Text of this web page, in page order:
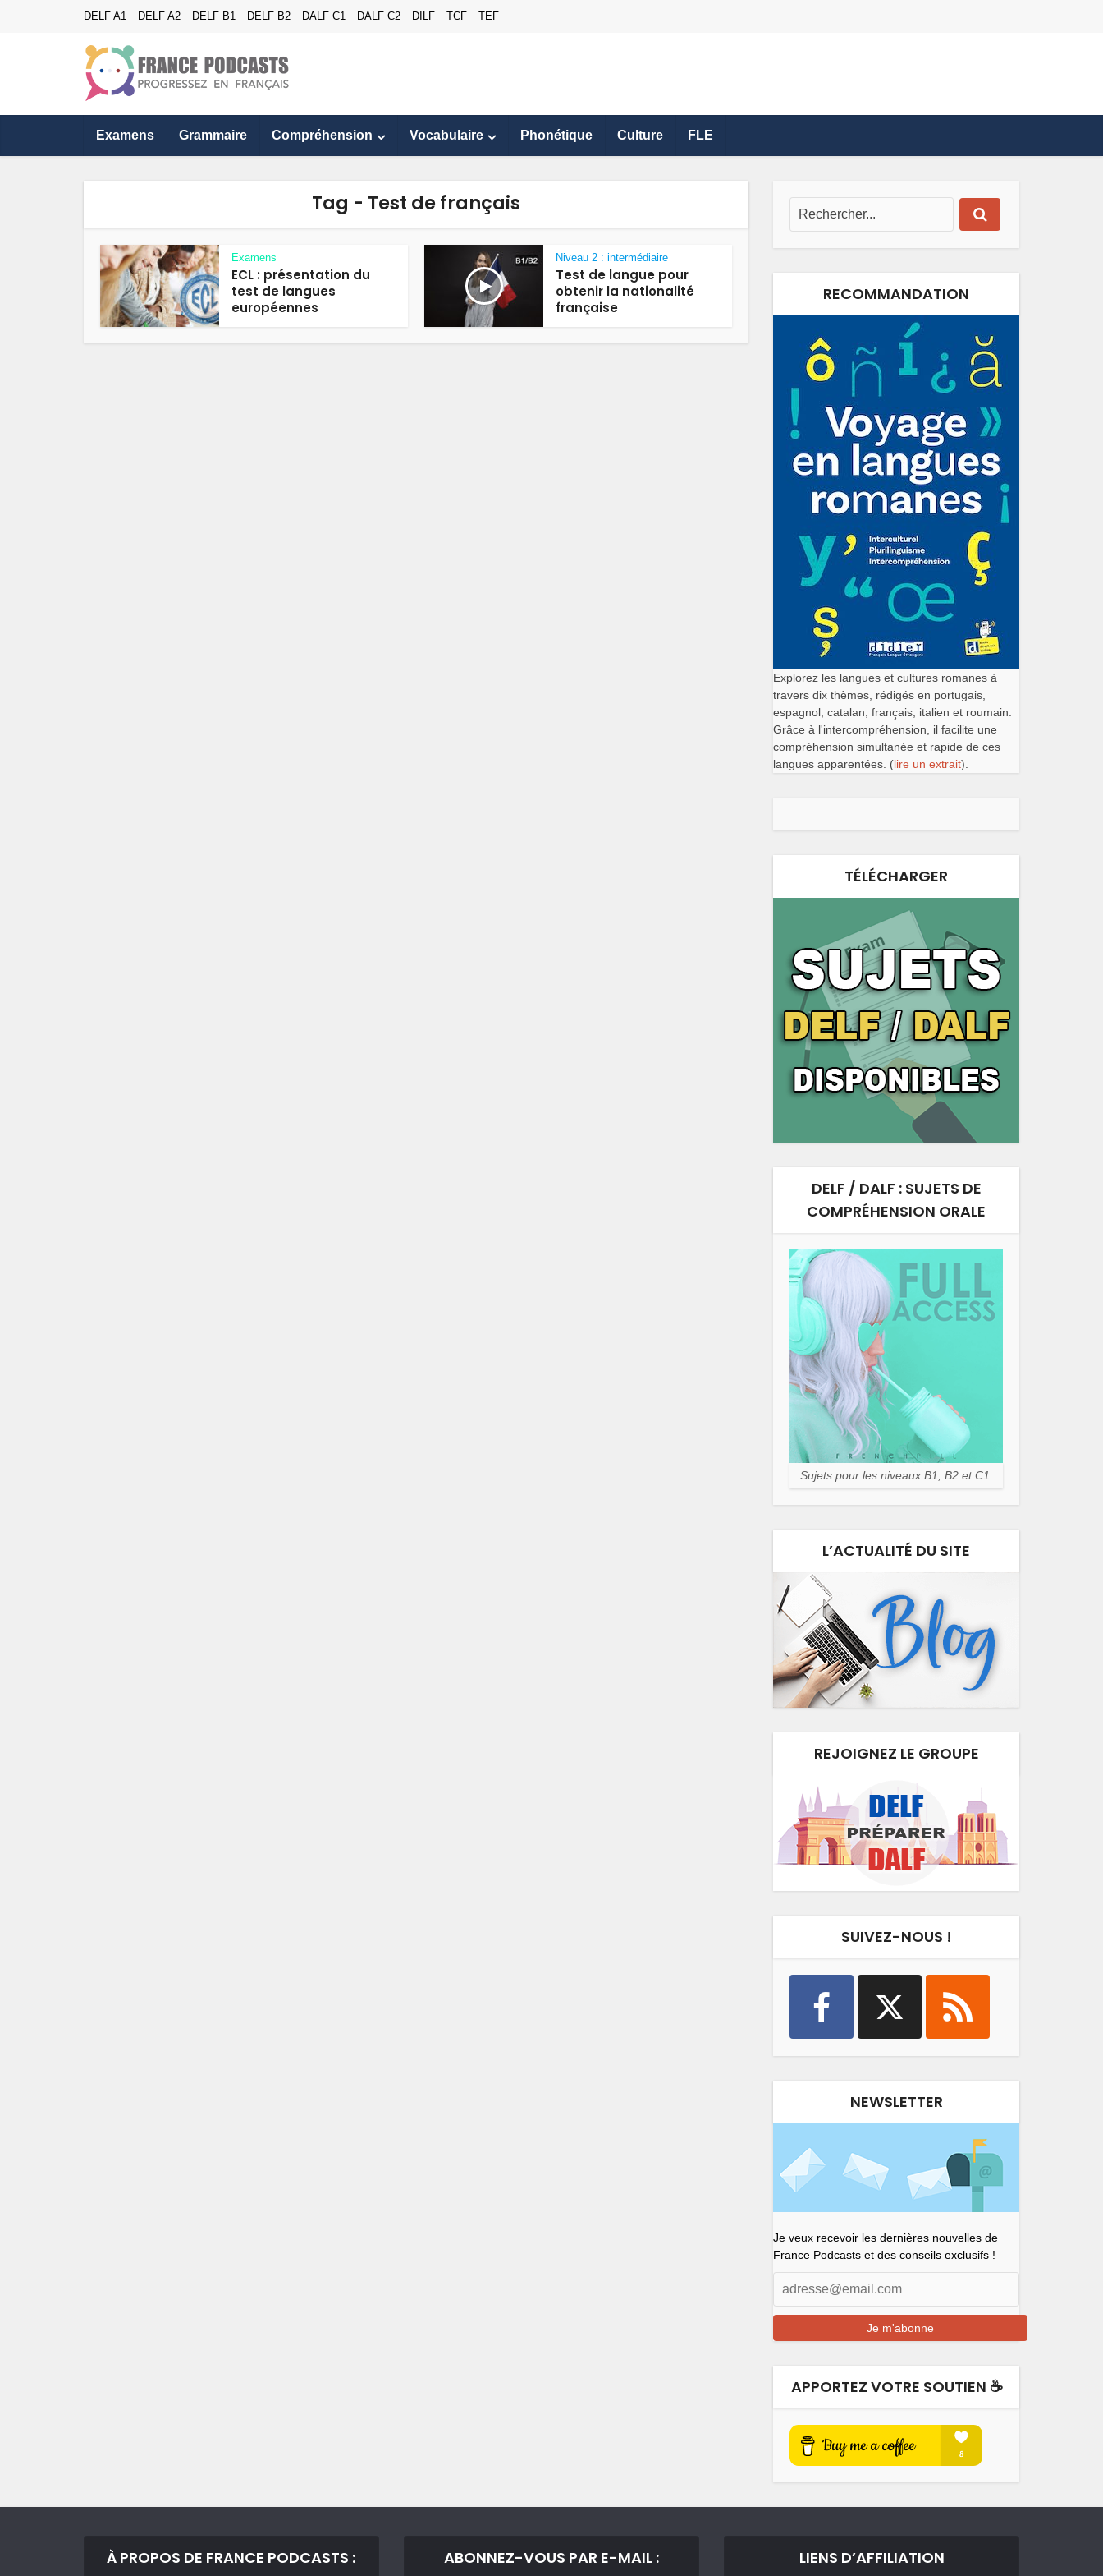
DELF A1 DELF A2 DELF B1 DELF B2 DALF C1 DALF C2 DILF TCF TEF
Examens Grammaire Compréhension Vocabulaire Phonétique Culture FLE
Tag - Test de français
Examens
ECL : présentation du
test de langues
européennes
Niveau 2 : intermédiaire
Test de langue pour
obtenir la nationalité
française
RECOMMANDATION
Explorez les langues et cultures romanes à
travers dix thèmes, rédigés en portugais,
espagnol, catalan, français, italien et roumain.
Grâce à l'intercompréhension, il facilite une
compréhension simultanée et rapide de ces
langues apparentées. (lire un extrait).
TÉLÉCHARGER
DELF / DALF : SUJETS DE
COMPRÉHENSION ORALE
Sujets pour les niveaux B1, B2 et C1.
L’ACTUALITÉ DU SITE
REJOIGNEZ LE GROUPE
SUIVEZ-NOUS !
NEWSLETTER
Je veux recevoir les dernières nouvelles de
France Podcasts et des conseils exclusifs !
APPORTEZ VOTRE SOUTIEN ☕️
À PROPOS DE FRANCE PODCASTS : ABONNEZ-VOUS PAR E-MAIL : LIENS D’AFFILIATION